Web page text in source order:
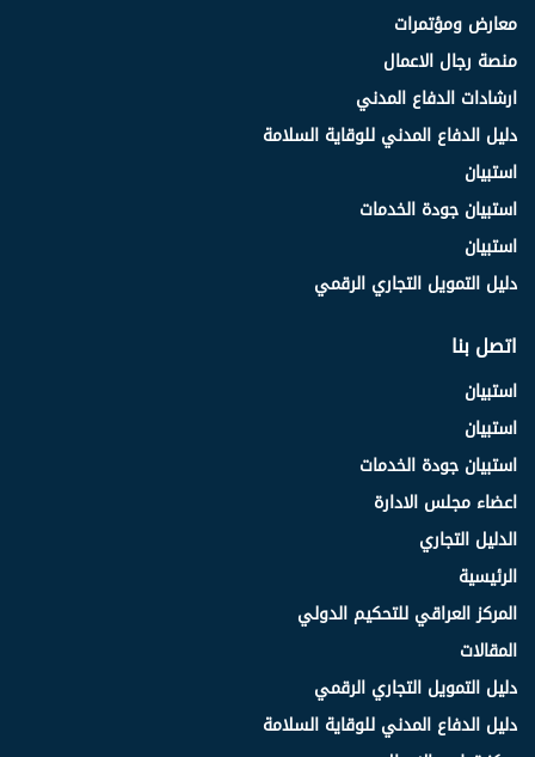
معارض ومؤتمرات
منصة رجال الاعمال
ارشادات الدفاع المدني
دليل الدفاع المدني للوقاية السلامة
استبيان
استبيان جودة الخدمات
استبيان
دليل التمويل التجاري الرقمي
اتصل بنا
استبيان
استبيان
استبيان جودة الخدمات
اعضاء مجلس الادارة
الدليل التجاري
الرئيسية
المركز العراقي للتحكيم الدولي
المقالات
دليل التمويل التجاري الرقمي
دليل الدفاع المدني للوقاية السلامة